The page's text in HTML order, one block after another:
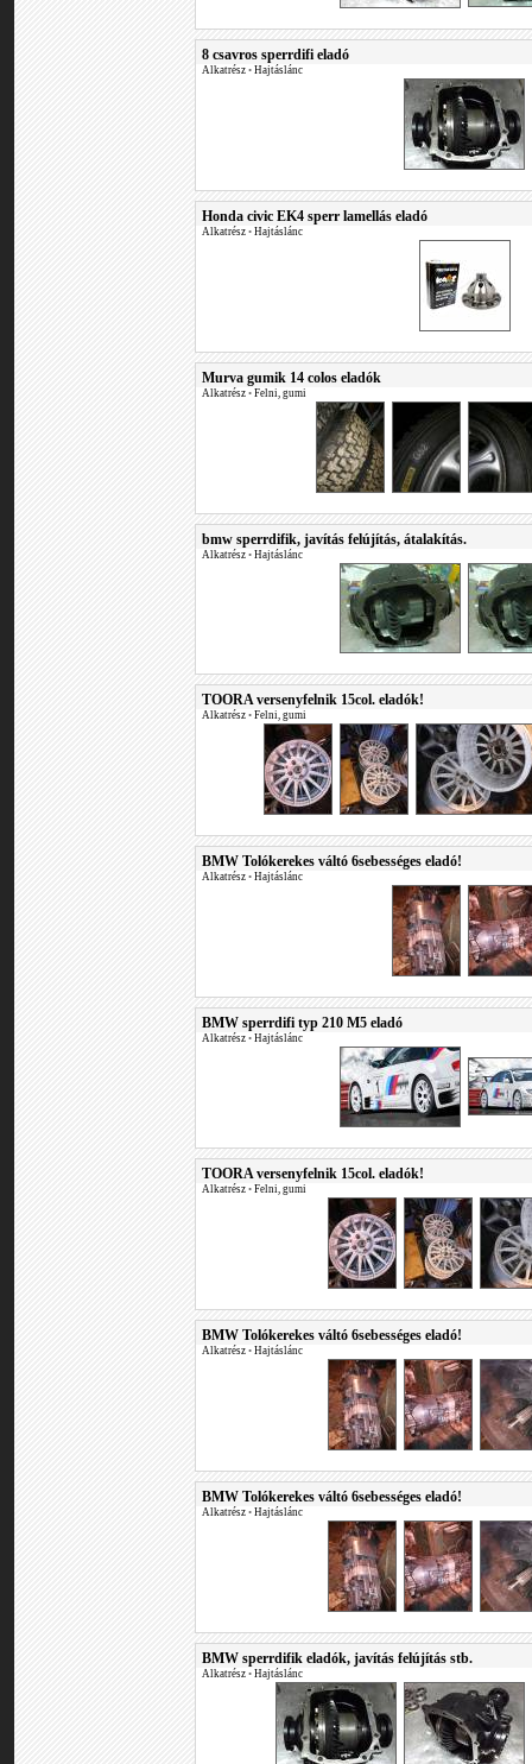
8 csavros sperrdifi eladó
Alkatrész • Hajtáslánc
Honda civic EK4 sperr lamellás eladó
Alkatrész • Hajtáslánc
Murva gumik 14 colos eladók
Alkatrész • Felni, gumi
bmw sperrdifik, javítás felújítás, átalakítás.
Alkatrész • Hajtáslánc
TOORA versenyfelnik 15col. eladók!
Alkatrész • Felni, gumi
BMW Tolókerekes váltó 6sebességes eladó!
Alkatrész • Hajtáslánc
BMW sperrdifi typ 210 M5 eladó
Alkatrész • Hajtáslánc
TOORA versenyfelnik 15col. eladók!
Alkatrész • Felni, gumi
BMW Tolókerekes váltó 6sebességes eladó!
Alkatrész • Hajtáslánc
BMW Tolókerekes váltó 6sebességes eladó!
Alkatrész • Hajtáslánc
BMW sperrdifik eladók, javítás felújítás stb.
Alkatrész • Hajtáslánc